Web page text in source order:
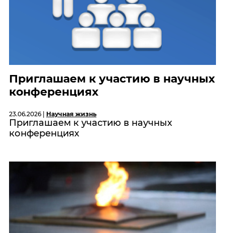
Приглашаем к участию в научных
конференциях
23.06.2026 | Научная жизнь
Приглашаем к участию в научных
конференциях